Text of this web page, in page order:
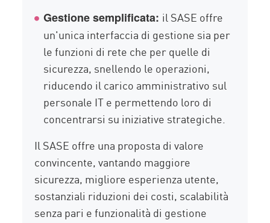
Gestione semplificata: il SASE offre
un'unica interfaccia di gestione sia per
le funzioni di rete che per quelle di
sicurezza, snellendo le operazioni,
riducendo il carico amministrativo sul
personale IT e permettendo loro di
concentrarsi su iniziative strategiche.
Il SASE offre una proposta di valore
convincente, vantando maggiore
sicurezza, migliore esperienza utente,
sostanziali riduzioni dei costi, scalabilità
senza pari e funzionalità di gestione